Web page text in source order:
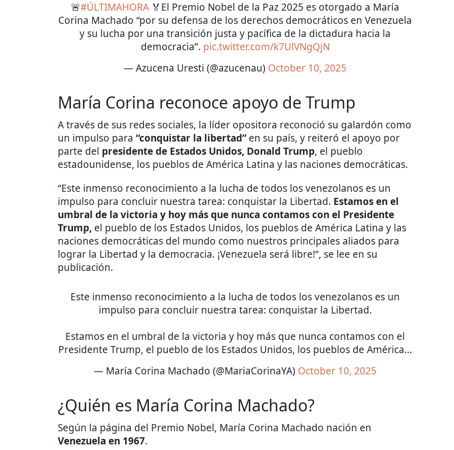
🚨#ÚLTIMAHORA 🏅El Premio Nobel de la Paz 2025 es otorgado a María
Corina Machado “por su defensa de los derechos democráticos en Venezuela
y su lucha por una transición justa y pacífica de la dictadura hacia la
democracia”. pic.twitter.com/k7UlVNgQjN
— Azucena Uresti (@azucenau) October 10, 2025
María Corina reconoce apoyo de Trump
A través de sus redes sociales, la líder opositora reconoció su galardón como
un impulso para “conquistar la libertad”en su país, y reiteró el apoyo por
parte del presidente de Estados Unidos, Donald Trump, el pueblo
estadounidense, los pueblos de América Latina y las naciones democráticas.
“Este inmenso reconocimiento a la lucha de todos los venezolanos es un
impulso para concluir nuestra tarea: conquistar la Libertad. Estamos en el
umbral de la victoria y hoy más que nunca contamos con el Presidente
Trump, el pueblo de los Estados Unidos, los pueblos de América Latina y las
naciones democráticas del mundo como nuestros principales aliados para
lograr la Libertad y la democracia. ¡Venezuela será libre!“, se lee en su
publicación.
Este inmenso reconocimiento a la lucha de todos los venezolanos es un
impulso para concluir nuestra tarea: conquistar la Libertad.
Estamos en el umbral de la victoria y hoy más que nunca contamos con el
Presidente Trump, el pueblo de los Estados Unidos, los pueblos de América…
— María Corina Machado (@MariaCorinaYA) October 10, 2025
¿Quién es María Corina Machado?
Según la página del Premio Nobel, María Corina Machado nación en
Venezuela en 1967.